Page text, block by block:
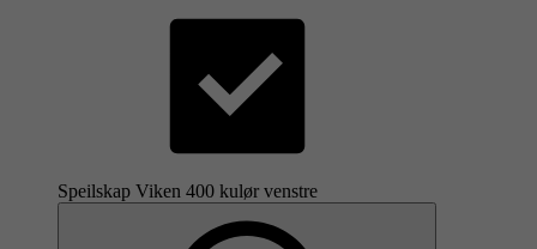
Speilskap Viken 400 kulør venstre